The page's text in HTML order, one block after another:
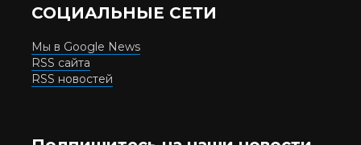
СОЦИАЛЬНЫЕ СЕТИ
Мы в Google News
RSS сайта
RSS новостей